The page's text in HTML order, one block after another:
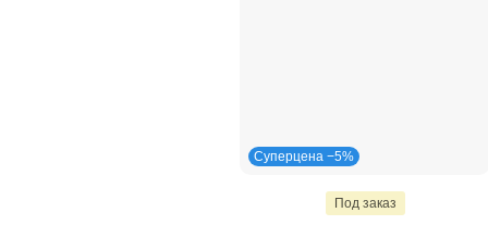
Суперцена −5%
Под заказ